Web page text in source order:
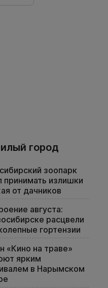
город
зоопарк
принимать излишки
от дачников
августа:
расцвели
гортензии
«Кино на траве»
ярким
в Нарымском